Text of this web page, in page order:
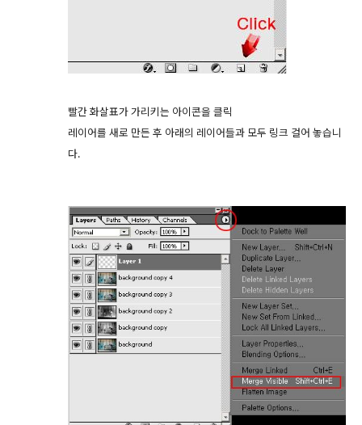
빨간 화살표가 가리키는 아이콘을 클릭
레이어를 새로 만든 후 아래의 레이어들과 모두 링크 걸어 놓습니
다.